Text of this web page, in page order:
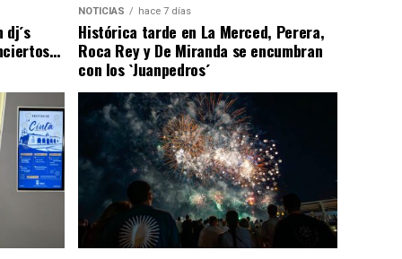
NOTICIAS hace 7 días
Histórica tarde en La Merced, Perera,
Roca Rey y De Miranda se encumbran
con los `Juanpedros´